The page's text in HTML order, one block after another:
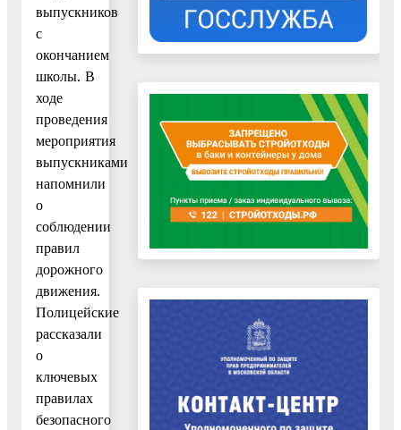
выпускников
с
окончанием
школы. В
ходе
проведения
мероприятия
выпускниками
напомнили
о
соблюдении
правил
дорожного
движения.
Полицейские
рассказали
о
ключевых
правилах
безопасного